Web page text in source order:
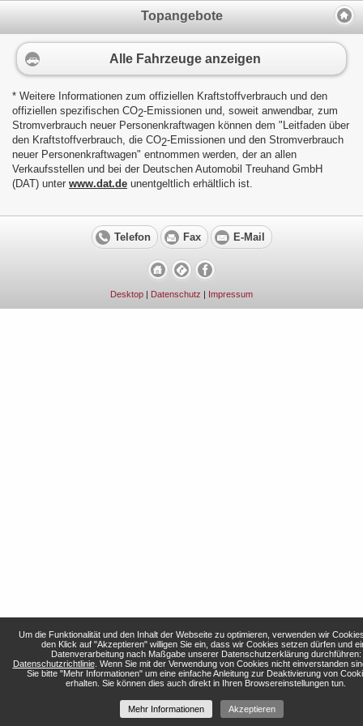
Um die Funktionalität und den Inhalt der Webseite zu optimieren, verwenden wir
den Klick auf "Akzeptieren" willigen Sie ein, dass wir Cookies setzen dürfen und
Datenverarbeitung nach Maßgabe unserer Datenschutzerklärung durchführen:
Datenschutzrichtlinie. Wenn Sie mit der Verwendung von Cookies nicht einverstanden
Sie bitte "Mehr Informationen" um eine einfache Anleitung zur Deaktivierung von
erhalten. Sie können dies auch direkt in Ihren Browsereinstellungen tun.
Mehr Informationen Akzeptieren
Topangebote
Alle Fahrzeuge anzeigen
* Weitere Informationen zum offiziellen Kraftstoffverbrauch und den
offiziellen spezifischen CO2-Emissionen und, soweit anwendbar, zum
Stromverbrauch neuer Personenkraftwagen können dem "Leitfaden über
den Kraftstoffverbrauch, die CO2-Emissionen und den Stromverbrauch
neuer Personenkraftwagen" entnommen werden, der an allen
Verkaufsstellen und bei der Deutschen Automobil Treuhand GmbH
(DAT) unter www.dat.de unentgeltlich erhältlich ist.
Telefon Fax E-Mail
Desktop Datenschutz Impressum